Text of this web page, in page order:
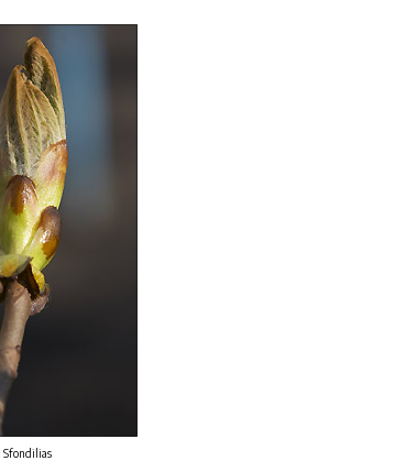
Sfondilias